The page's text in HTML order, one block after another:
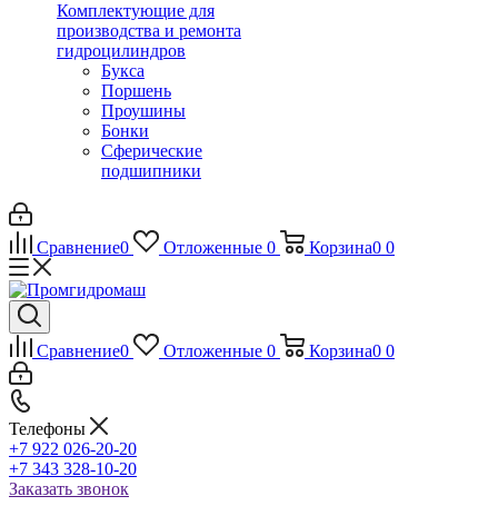
Комплектующие для
производства и ремонта
гидроцилиндров
Букса
Поршень
Проушины
Бонки
Сферические
подшипники
Сравнение0 Отложенные 0 Корзина0 0
Сравнение0 Отложенные 0 Корзина0 0
Телефоны
+7 922 026-20-20
+7 343 328-10-20
Заказать звонок